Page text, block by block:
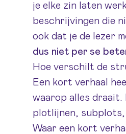
je elke zin laten
beschrijvingen die
ook dat je de lezer
dus niet per se
Hoe verschilt de
Een kort verhaal
waarop alles
plotlijnen, subplots,
Waar een kort